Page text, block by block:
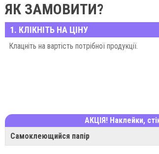
ЯК ЗАМОВИТИ?
1. КЛІКНІТЬ НА ЦІНУ
Клацніть на вартість потрібної продукції.
АКЦІЯ! Наклейки,
Самоклеющийся папір